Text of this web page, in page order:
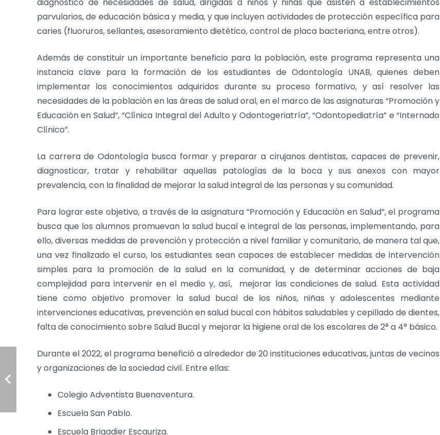
parvularios, de educación básica y media, y que incluyen actividades de protección específica para
caries (fluoruros, sellantes, asesoramiento dietético, control de placa bacteriana, entre otros).
Además de constituir un importante beneficio para la población, este programa representa una
instancia clave para la formación de los estudiantes de Odontología UNAB, quienes deben
implementar los conocimientos adquiridos durante su proceso formativo, y así resolver las
necesidades de la población en las áreas de salud oral, en el marco de las asignaturas “Promoción y
Educación en Salud”, “Clínica Integral del Adulto y Odontogeriatría”, “Odontopediatría” e “Internado
Clínico”.
La carrera de Odontología busca formar y preparar a cirujanos dentistas, capaces de prevenir,
diagnosticar, tratar y rehabilitar aquellas patologías de la boca y sus anexos con mayor
prevalencia, con la finalidad de mejorar la salud integral de las personas y su comunidad.
Para lograr este objetivo, a través de la asignatura “Promoción y Educación en Salud”, el programa
busca que los alumnos promuevan la salud bucal e integral de las personas, implementando, para
ello, diversas medidas de prevención y protección a nivel familiar y comunitario, de manera tal que,
una vez finalizado el curso, los estudiantes sean capaces de establecer medidas de intervención
simples para la promoción de la salud en la comunidad, y de determinar acciones de baja
complejidad para intervenir en el medio y, así, mejorar las condiciones de salud. Esta actividad
tiene como objetivo promover la salud bucal de los niños, niñas y adolescentes mediante
intervenciones educativas, prevención en salud bucal con hábitos saludables y cepillado de dientes,
falta de conocimiento sobre Salud Bucal y mejorar la higiene oral de los escolares de 2° a 4° básico.
Durante el 2022, el programa benefició a alrededor de 20 instituciones educativas, juntas de vecinos
y organizaciones de la sociedad civil. Entre ellas:
Colegio Adventista Buenaventura.
Escuela San Pablo.
Escuela Brigadier Escauriza.